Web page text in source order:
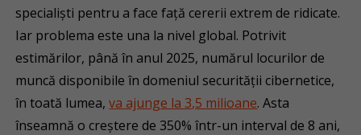
specialiști pentru a face față cererii extrem de ridicate.
Iar problema este una la nivel global. Potrivit
estimărilor, până în anul 2025, numărul locurilor de
muncă disponibile în domeniul securității cibernetice,
în toată lumea,va ajunge la 3,5 milioane. Asta
înseamnă o creștere de 350% într-un interval de 8 ani,